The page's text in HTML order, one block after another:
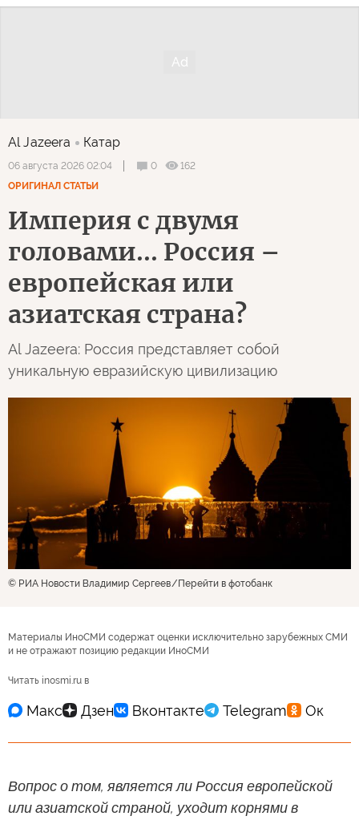
Al Jazeera Катар
06 августа 2026 02:04 0
162
ОРИГИНАЛ СТАТЬИ
Империя с двумя
головами... Россия –
европейская или
азиатская страна?
Al Jazeera: Россия представляет собой
уникальную евразийскую цивилизацию
© РИА Новости Владимир Сергеев Перейти в фотобанк
Материалы ИноСМИ содержат оценки исключительно зарубежных СМИ
и не отражают позицию редакции ИноСМИ
Читать inosmi.ru в
Вопрос о том, является ли Россия европейской
или азиатской страной, уходит корнями в